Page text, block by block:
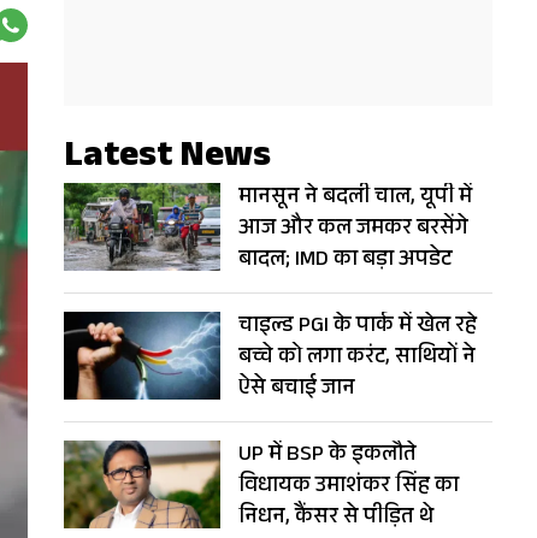
Latest News
मानसून ने बदली चाल, यूपी में
आज और कल जमकर बरसेंगे
बादल; IMD का बड़ा अपडेट
चाइल्ड PGI के पार्क में खेल रहे
बच्चे को लगा करंट, साथियों ने
ऐसे बचाई जान
UP में BSP के इकलौते
विधायक उमाशंकर सिंह का
निधन, कैंसर से पीड़ित थे